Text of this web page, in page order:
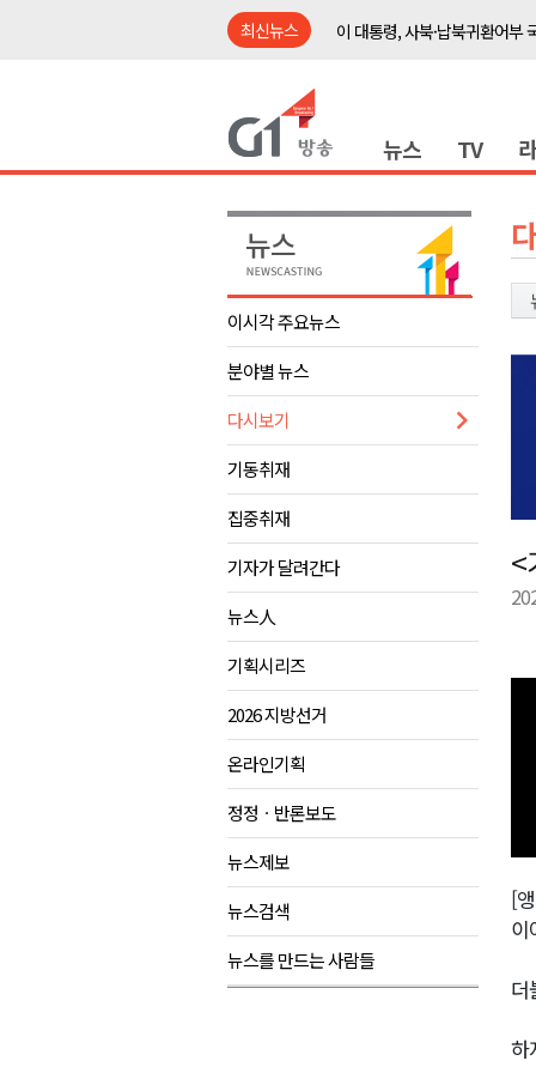
최신뉴스
이 대통령, 사북·납북귀환어부
이광재 국회 예결위원장, 강릉
육동한 시장, 국제스케이트장
영월군, 국·도비 확보 보고회 개
삼척 공공산후조리원 이전 시급
이 대통령, 사북·납북귀환어부
여름축제 더위와 전쟁..물놀이 접
강원도, 최휘영 문체부장관과 정
검찰청 폐지..해결 과제 산적
육동한 시장, 국제스케이트장
영월군, 국·도비 확보 보고회 개최
삼척 공공산후조리원 이전 시급
뉴스 TV
이시각 주요뉴스
분야별 뉴스
다시보기
기동취재
집중취재
기자가 달려간다
뉴스人
기획시리즈
2026 지방선거
온라인기획
정정ㆍ반론보도
뉴스제보
뉴스검색
뉴스를 만드는 사람들
<
[
이
더
하